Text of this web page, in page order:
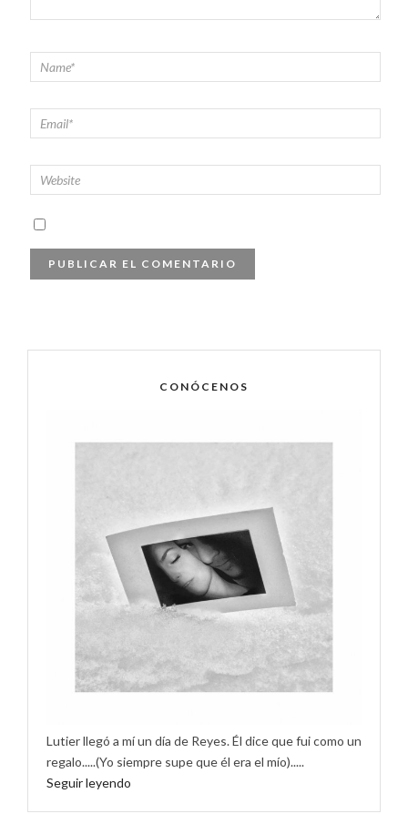
CONÓCENOS
Lutier llegó a mí un día de Reyes. Él dice que fui como un
regalo.....(Yo siempre supe que él era el mío).....
Seguir leyendo